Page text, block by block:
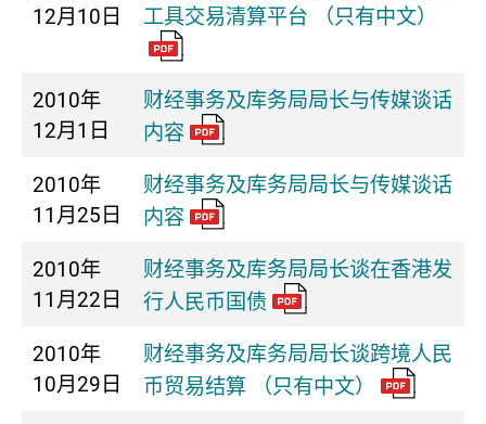
12月10日
工具交易清算平台 （只有中文）
2010年
12月1日
财经事务及库务局局长与传媒谈话
内容
2010年
11月25日
财经事务及库务局局长与传媒谈话
内容
2010年
11月22日
财经事务及库务局局长谈在香港发
行人民币国债
2010年
10月29日
财经事务及库务局局长谈跨境人民
币贸易结算 （只有中文）